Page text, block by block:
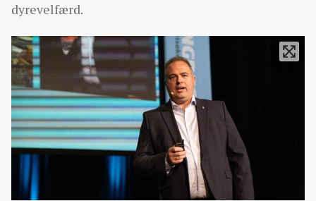
dyrevelfærd.